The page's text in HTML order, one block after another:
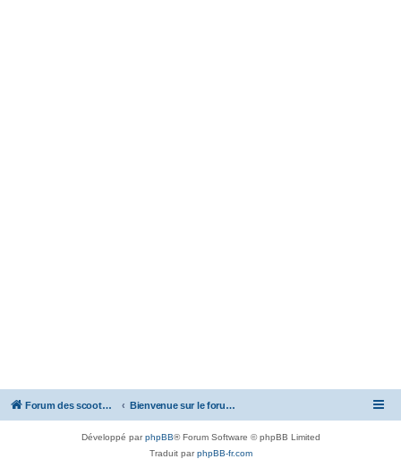
Forum des scooters SYM - GTS -MAXSYM - CRUISYM - JOYMAX - Maxsym TL Bienvenue sur le forum des scooters de la gamme SYM
Développé parphpBB® Forum Software © phpBB Limited
Traduit parphpBB-fr.com